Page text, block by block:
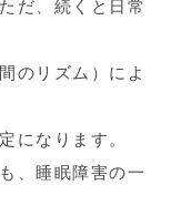
だ、続くと日常
のリズム）によ
になります。
、睡眠障害の一